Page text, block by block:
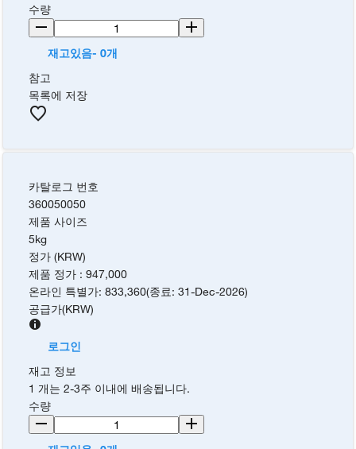
수량
재고있음- 0개
참고
목록에 저장
카탈로그 번호
360050050
제품 사이즈
5kg
정가 (KRW)
제품 정가 :947,000
온라인 특별가:833,360(종료:31-Dec-2026)
공급가(KRW)
로그인
재고 정보
1 개는 2-3주 이내에 배송됩니다.
수량